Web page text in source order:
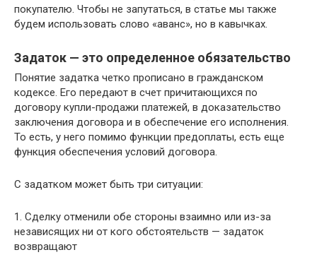
покупателю. Чтобы не запутаться, в статье мы также
будем использовать слово «аванс», но в кавычках.
Задаток — это определенное обязательство
Понятие задатка четко прописано в гражданском
кодексе. Его передают в счет причитающихся по
договору купли-продажи платежей, в доказательство
заключения договора и в обеспечение его исполнения.
То есть, у него помимо функции предоплаты, есть еще
функция обеспечения условий договора.
С задатком может быть три ситуации:
1. Сделку отменили обе стороны взаимно или из-за
независящих ни от кого обстоятельств — задаток
возвращают